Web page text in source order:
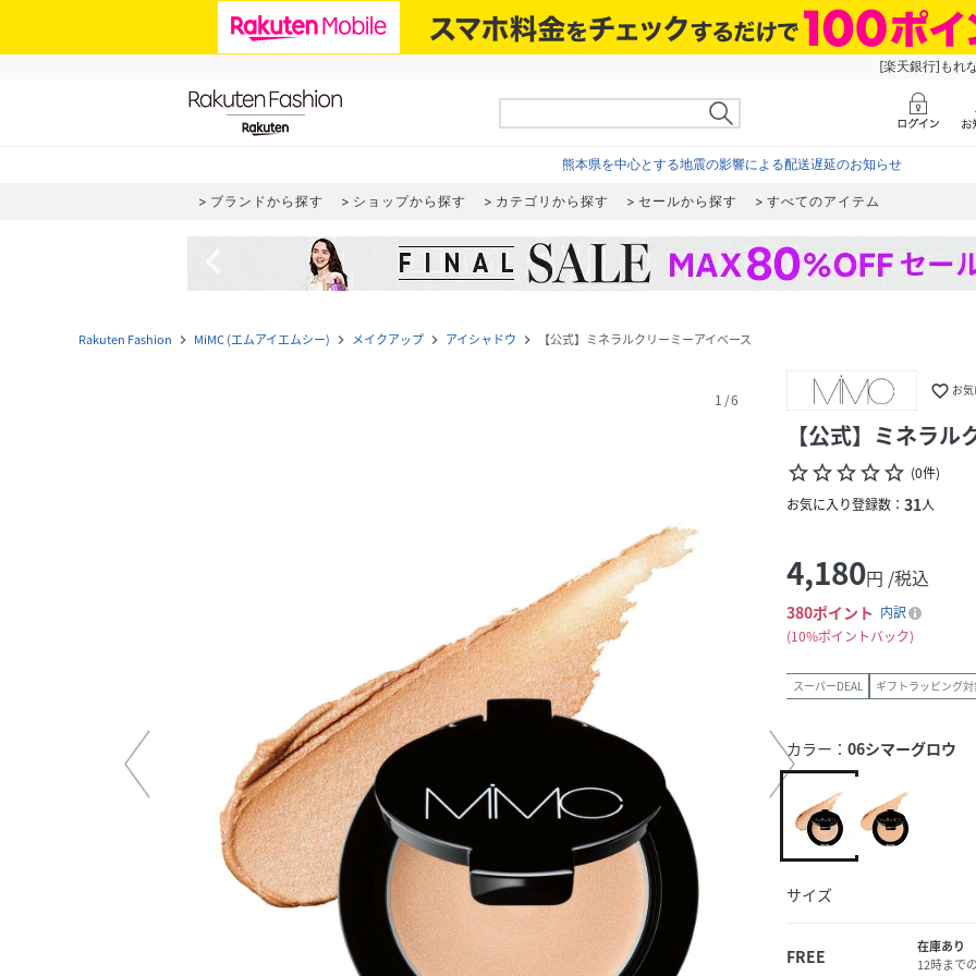
[楽天銀行]もれ
熊本県を中心とする地震の影響による配送遅延のお知らせ
ブランドから探す ショップから探す カテゴリから探す セールから探す すべてのアイテム
Rakuten Fashion navigate_next MiMC (エムアイエムシー) navigate_next メイクアップ navigate_next アイシャドウ navigate_next 【公式】ミネラルクリーミーアイベース
1 /6 favorite_border お
【公式】ミネラ
star_borderstar_borderstar_borderstar_borderstar_border (0件)
お気に入り登録数： 31人
4,180円 /税込
380ポイント 内訳
10%ポイントバック
スーパーDEAL ギフトラッピング対
カラー： 06シマーグロウ
サイズ
FREE
在庫あり
12時まで